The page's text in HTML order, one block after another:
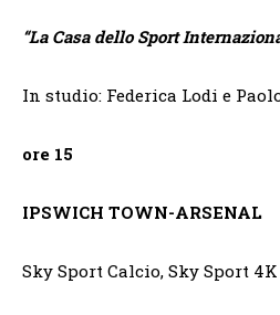
“La Casa dello Sport
In studio: Federica Lodi e
ore 15
IPSWICH TOWN-ARSENAL
Sky Sport Calcio, Sky Sport 4K